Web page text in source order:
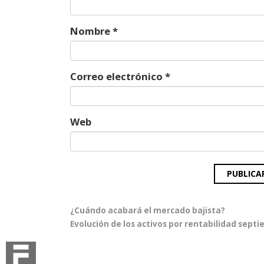
Nombre*
Correo electrónico *
Web
Navegación
de
entradas
Entrada
anterior:
¿Cuándo acabará el mercado bajista?
Entrada
Evolución de los activos por rentabilidad